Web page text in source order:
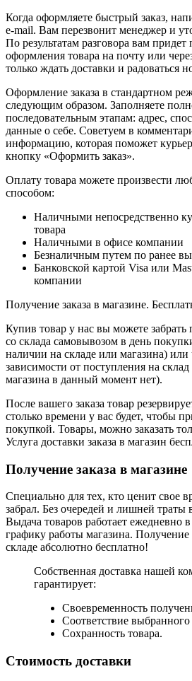
Когда оформляете быстрый заказ,
e-mail. Вам перезвонит менеджер и
По результатам разговора вам
оформления товара на почту или
только ждать доставки и радоваться
Оформление заказа в стандартном
следующим образом. Заполняете
последовательным этапам: адрес,
данные о себе. Советуем в
информацию, которая поможет
кнопку «Оформить заказ».
Оплату товара можете произвести
способом:
Наличными непосредственно
товара
Наличными в офисе компании
Безналичным путем по ранее
Банковской картой Visa или
компании
Получение заказа в магазине.
Купив товар у нас вы можете забрать
со склада самовывозом в день
наличии на складе или магазина) или
зависимости от поступления на склад
магазина в данный момент нет).
После вашего заказа товар
столько времени у вас будет, чтобы
покупкой. Товары, можно заказать
Услуга доставки заказа в магазин
Получение заказа в магазине
Специально для тех, кто ценит свое
забрал. Без очередей и лишней траты
Выдача товаров работает ежедневно
графику работы магазина. Получение
складе абсолютно бесплатно!
Собственная доставка нашей
гарантирует:
Своевременность
Соответствие выбранного
Сохранность товара.
Стоимость доставки